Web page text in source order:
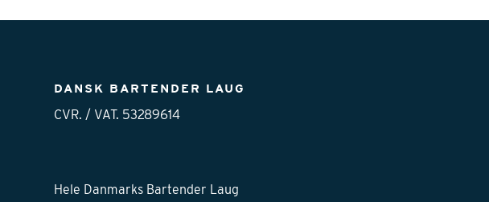
DANSK BARTENDER LAUG
CVR. / VAT. 53289614
Hele Danmarks Bartender Laug